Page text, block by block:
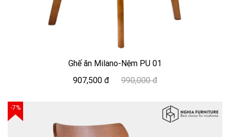
Ghế ăn Milano-Nệm PU 01
907,500 đ
990,000 đ
-7%